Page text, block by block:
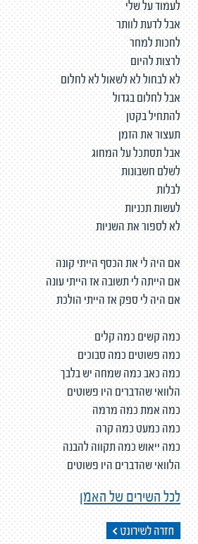
לעמוד על שלי
אבל לדעת לוותר
לחכות למחר
לרצות להיום
לא לבחול לא לשאול לא לחלום
אבל לחלום בגדול
להתחיל בקטן
תעצור את הזמן
אבל תסתכל על המחוג
לשלם חשבונות
לבלות
לעשות תכניות
לא לספור את השניות
אם היה לי את הכסף הייתי קונה
אם הייתה לי תשובה אז הייתי עונה
אם היה לי ספק אז הייתי הולכת
כמה קשים כמה קלים
כמה פשוטים כמה סבוכים
כמה כאב כמה שמחה יש בלבך
הלוואי שהדברים היו פשוטים
כמה אמת כמה מרמה
כמה כמעט כמה קרה
כמה ייאוש כמה תקווה להבנה
הלוואי שהדברים היו פשוטים
לכל השירים של האמן